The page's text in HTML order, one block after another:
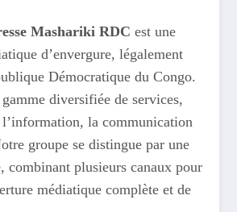
Mashariki RDC est une
d’envergure, légalement
Démocratique du Congo.
diversifiée de services,
la communication
groupe se distingue par une
combinant plusieurs canaux pour
médiatique complète et de